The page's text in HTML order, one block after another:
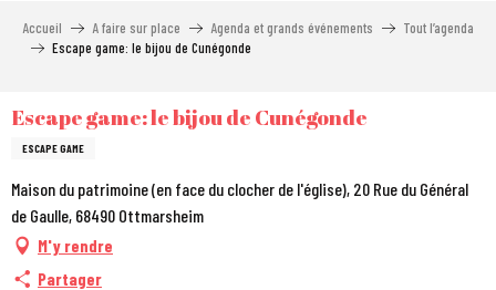
Accueil A faire sur place Agenda et grands événements
Tout l’agenda
Escape game: le bijou de Cunégonde
Escape game: le bijou de Cunégonde
ESCAPE GAME
Maison du patrimoine (en face du clocher de l'église), 20 Rue du Général
de Gaulle, 68490 Ottmarsheim
M'y rendre
Partager